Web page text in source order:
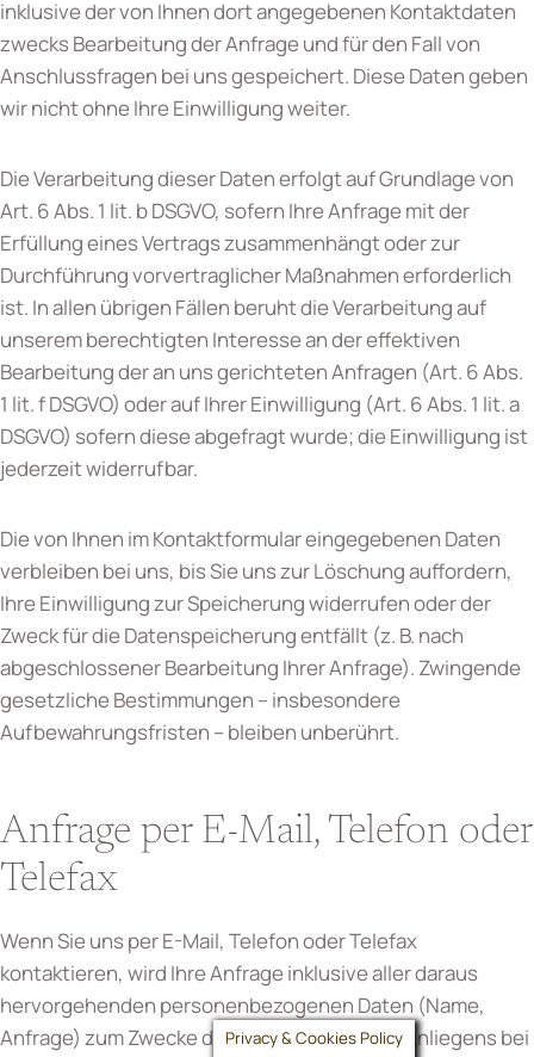
inklusive der von Ihnen dort angegebenen Kontaktdaten
zwecks Bearbeitung der Anfrage und für den Fall von
Anschlussfragen bei uns gespeichert. Diese Daten geben
wir nicht ohne Ihre Einwilligung weiter.
Die Verarbeitung dieser Daten erfolgt auf Grundlage von
Art. 6 Abs. 1 lit. b DSGVO, sofern Ihre Anfrage mit der
Erfüllung eines Vertrags zusammenhängt oder zur
Durchführung vorvertraglicher Maßnahmen erforderlich
ist. In allen übrigen Fällen beruht die Verarbeitung auf
unserem berechtigten Interesse an der effektiven
Bearbeitung der an uns gerichteten Anfragen (Art. 6 Abs.
1 lit. f DSGVO) oder auf Ihrer Einwilligung (Art. 6 Abs. 1 lit. a
DSGVO) sofern diese abgefragt wurde; die Einwilligung ist
jederzeit widerrufbar.
Die von Ihnen im Kontaktformular eingegebenen Daten
verbleiben bei uns, bis Sie uns zur Löschung auffordern,
Ihre Einwilligung zur Speicherung widerrufen oder der
Zweck für die Datenspeicherung entfällt (z. B. nach
abgeschlossener Bearbeitung Ihrer Anfrage). Zwingende
gesetzliche Bestimmungen – insbesondere
Aufbewahrungsfristen – bleiben unberührt.
Anfrage per E-Mail, Telefon oder
Telefax
Wenn Sie uns per E-Mail, Telefon oder Telefax
kontaktieren, wird Ihre Anfrage inklusive aller daraus
hervorgehenden personenbezogenen Daten (Name,
Anfrage) zum Zwecke der Bearbeitung Ihres Anliegens bei
Privacy & Cookies Policy